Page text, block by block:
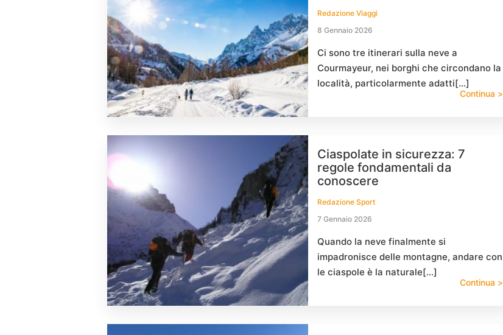
Redazione Viaggi
8 Gennaio 2026
Ci sono tre itinerari sulla neve a
Courmayeur, nei borghi che circondano la
località, particolarmente adatti[…]
Continua >
Ciaspolate in sicurezza: 7
regole fondamentali da
conoscere
Redazione Sport
7 Gennaio 2026
Quando la neve finalmente si
impadronisce delle montagne, andare con
le ciaspole è la naturale[…]
Continua >